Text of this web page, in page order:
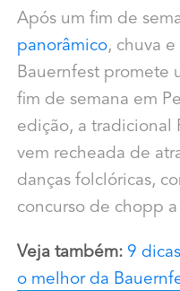
Após um fim de
panorâmico, chuva
Bauernfest promete
fim de semana em
edição, a tradicional
vem recheada de
danças folclóricas,
concurso de chopp
Veja também: 9
o melhor da